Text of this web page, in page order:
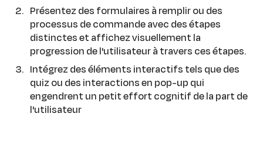
Présentez des formulaires à remplir ou des
processus de commande avec des étapes
distinctes et affichez visuellement la
progression de l'utilisateur à travers ces étapes.
Intégrez des éléments interactifs tels que des
quiz ou des interactions en pop-up qui
engendrent un petit effort cognitif de la part de
l'utilisateur